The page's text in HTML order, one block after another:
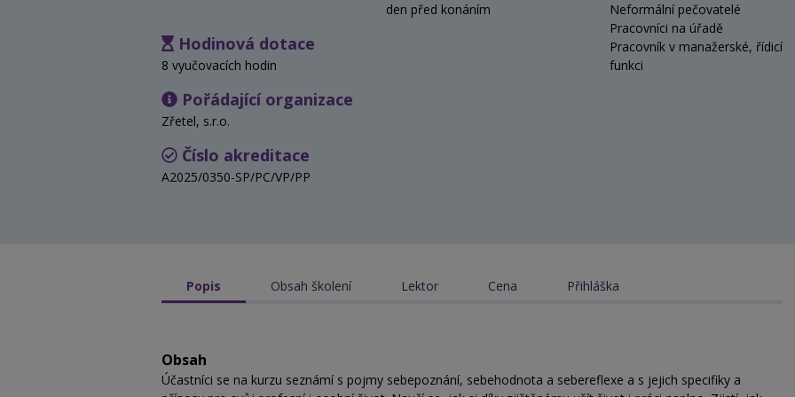
den před konáním
Hodinová dotace
8 vyučovacích hodin
Pořádající organizace
Zřetel, s.r.o.
Číslo akreditace
A2025/0350-SP/PC/VP/PP
Neformální pečovatelé
Pracovníci na úřadě
Pracovník v manažerské, řídicí
funkci
Popis Obsah školení Lektor Cena Přihláška
Obsah
Účastníci se na kurzu seznámí s pojmy sebepoznání, sebehodnota a sebereflexe a s jejich specifiky a